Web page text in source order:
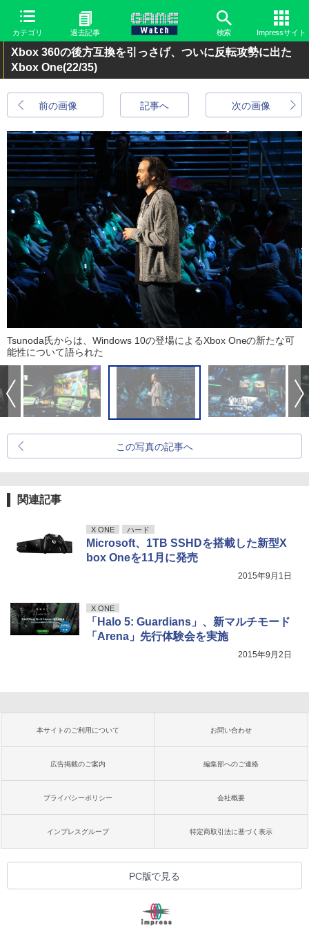
カテゴリ 過去記事 検索 Impressサイト
Xbox 360の後方互換を引っさげ、ついに反転攻勢に出た
Xbox One(22/35)
前の画像 次の画像
記事へ
Tsunoda氏からは、Windows 10の登場によるXbox Oneの新たな可
能性について語られた
この写真の記事へ
関連記事
X ONE ハード
Microsoft、1TB SSHDを搭載した新型X
box Oneを11月に発売
2015年9月1日
X ONE
「Halo 5: Guardians」、新マルチモード
「Arena」先行体験会を実施
2015年9月2日
本サイトのご利用について お問い合わせ
広告掲載のご案内 編集部へのご連絡
プライバシーポリシー 会社概要
インプレスグループ 特定商取引法に基づく表示
PC版で見る